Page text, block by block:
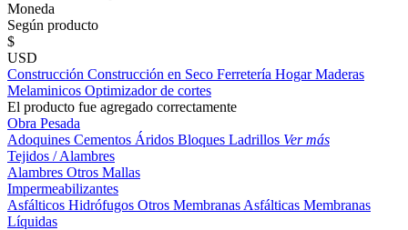
Moneda
Según producto
$
USD
Construcción Construcción en Seco Ferretería HogarMaderas
Melaminicos Optimizador de cortes
El producto fue agregado correctamente
Obra Pesada
Adoquines Cementos Áridos Bloques Ladrillos Ver más
Tejidos / Alambres
Alambres Otros Mallas
Impermeabilizantes
Asfálticos Hidrófugos Otros Membranas Asfálticas Membranas
Líquidas